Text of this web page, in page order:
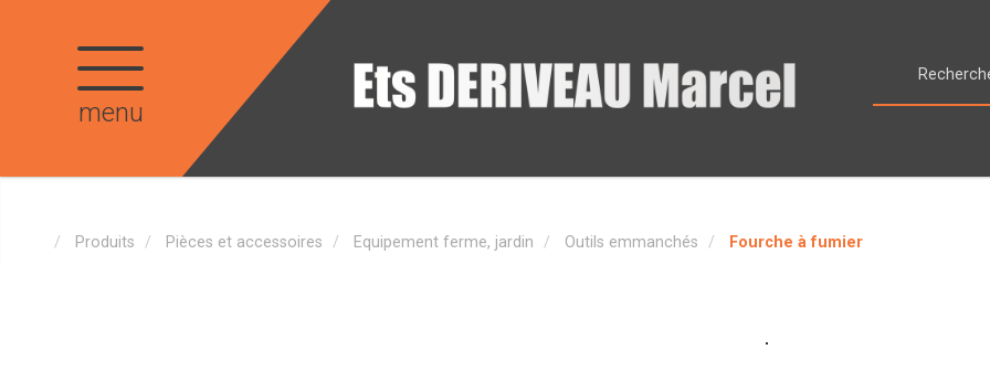
menu
Produits Pièces et accessoires Equipement ferme, jardin Outils emmanchés Fourche à fumier